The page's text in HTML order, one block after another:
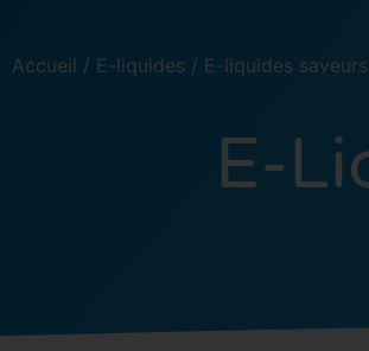
Accueil / E-liquides / E-liquides
E-